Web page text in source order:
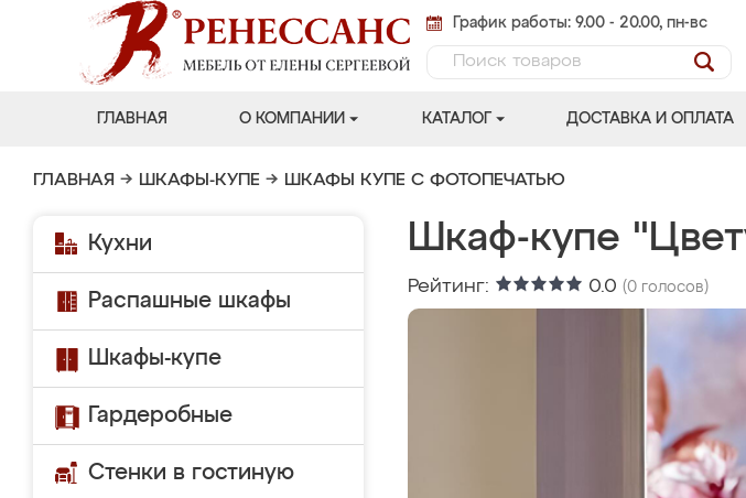
График работы: 9.00 - 20.00, пн-вс
ГЛАВНАЯ О КОМПАНИИ КАТАЛОГ ДОСТАВКА И ОПЛАТА
ГЛАВНАЯ → ШКАФЫ-КУПЕ → ШКАФЫ КУПЕ С ФОТОПЕЧАТЬЮ
Кухни
Распашные шкафы
Шкафы-купе
Гардеробные
Стенки в гостиную
Шкаф-купе
Рейтинг: 0.0 (0 голосов)